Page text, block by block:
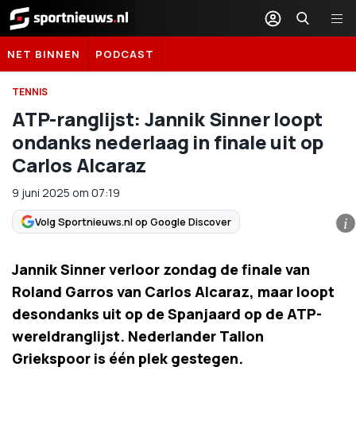
Sportnieuws.nl
NET BINNEN PODCAST
TENNIS
ATP-ranglijst: Jannik Sinner loopt
ondanks nederlaag in finale uit op
Carlos Alcaraz
9 juni 2025 om 07:19
Volg Sportnieuws.nl op Google Discover i
Jannik Sinner verloor zondag de finale van
Roland Garros van Carlos Alcaraz, maar loopt
desondanks uit op de Spanjaard op de ATP-
wereldranglijst. Nederlander Tallon
Griekspoor is één plek gestegen.